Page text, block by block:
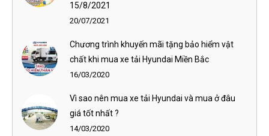
15/8/2021
20/07/2021
Chương trình khuyến mãi tặng bảo hiểm vật
chất khi mua xe tải Hyundai Miền Bắc
16/03/2020
Vì sao nên mua xe tải Hyundai và mua ở đâu
giá tốt nhất ?
14/03/2020